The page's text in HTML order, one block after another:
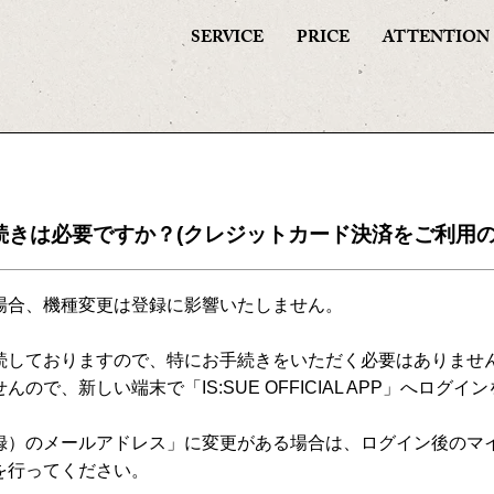
SERVICE PRICE ATTENTION
は必要ですか？(クレジットカード決済をご利用
、機種変更は登録に影響いたしません。
ておりますので、特にお手続きをいただく必要はありませ
ので、新しい端末で「IS:SUE OFFICIAL APP」へログイ
のメールアドレス」に変更がある場合は、ログイン後のマ
ってください。